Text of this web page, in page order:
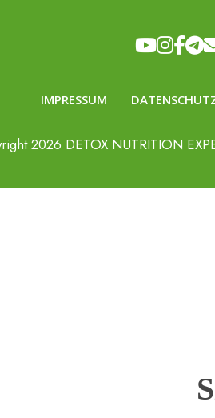
IMPRESSUM
2026 DETOX NUTRITION